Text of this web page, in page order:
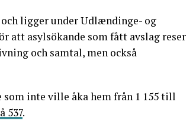
ligger under Udlændinge- og
att asylsökande som fått avslag reser
och samtal, men också
som inte ville åka hem från 1 155 till
537.